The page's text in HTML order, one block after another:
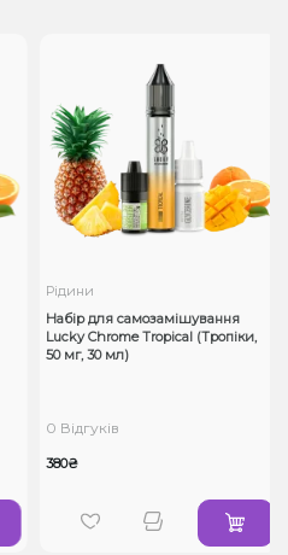
Рідини
Набір для самозамішування
Lucky Chrome Tropical (Тропіки,
50 мг, 30 мл)
0 Відгуків
380₴